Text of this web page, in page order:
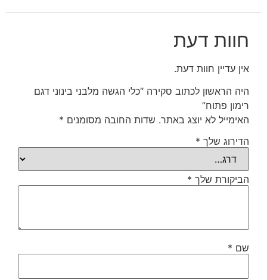
חוות דעת
אין עדיין חוות דעת.
היה הראשון לכתוב סקירה “כלי הגשה מלבני בינוני דגם
רימון פתוח”
האימייל לא יוצג באתר. שדות החובה מסומנים *
הדירוג שלך *
הביקורת שלך *
שם *